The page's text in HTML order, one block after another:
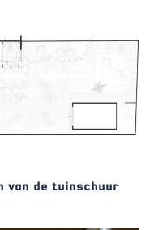
van de tuinschuur